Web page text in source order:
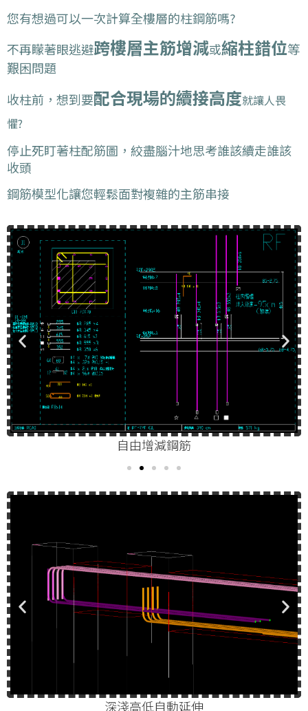
您有想過可以一次計算全樓層的柱鋼筋嗎?
不再矇著眼逃避跨樓層主筋增減或縮柱錯位等
艱困問題
收柱前，想到要配合現場的續接高度就讓人畏
懼?
停止死盯著柱配筋圖，絞盡腦汁地思考誰該續走誰該
收頭
鋼筋模型化讓您輕鬆面對複雜的主筋串接
自由增減鋼筋
深淺高低自動延伸